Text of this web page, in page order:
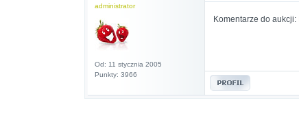
administrator
Od: 11 stycznia 2005
Punkty: 3966
Komentarze do aukcji: